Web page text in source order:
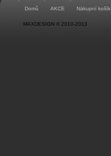
Domů AKCE Nákupní košík
MAXDESIGN © 2010-2013